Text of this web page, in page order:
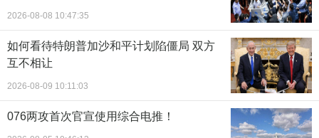
2026-08-08 10:47:35
如何看待特朗普加沙和平计划陷僵局 双方
互不相让
2026-08-09 10:11:03
076两攻首次官宣使用综合电推！